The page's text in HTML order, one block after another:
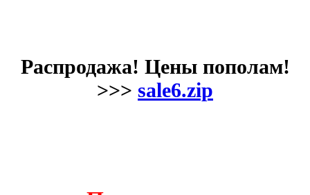
Распродажа! Цены пополам!
>>> sale6.zip